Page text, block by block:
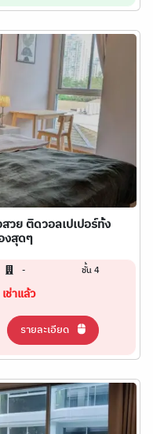
วย ติดวอลเปเปอร์ท้้ง
งสุดๆ
- ชั้น 4
เช่าแล้ว
รายละเอียด